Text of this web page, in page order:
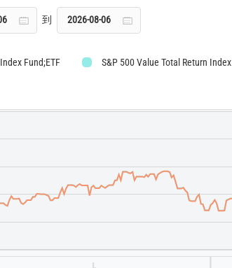
到
Fund;ETF S&P 500 Value Total Return Index